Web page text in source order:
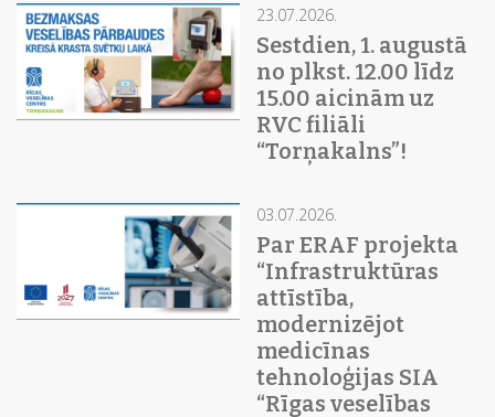
23.07.2026.
Sestdien, 1. augustā
no plkst. 12.00 līdz
15.00 aicinām uz
RVC filiāli
“Torņakalns”!
03.07.2026.
Par ERAF projekta
“Infrastruktūras
attīstība,
modernizējot
medicīnas
tehnoloģijas SIA
“Rīgas veselības